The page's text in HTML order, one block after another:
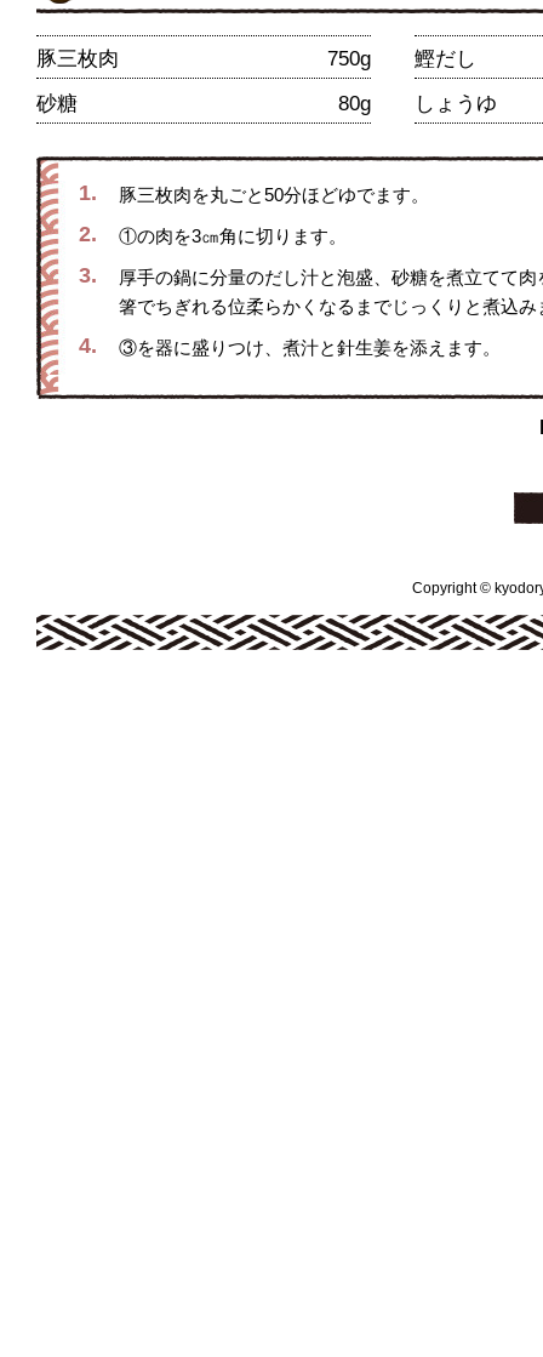
豚三枚肉 750g
鰹だし
砂糖
80g しょうゆ
1. 豚三枚肉を丸ごと50分ほどゆでます。
2. ①の肉を3㎝角に切ります。
3.
厚手の鍋に分量のだし汁と泡盛、砂糖を煮立てて
箸でちぎれる位柔らかくなるまでじっくりと煮込み
4. ③を器に盛りつけ、煮汁と針生姜を添えます。
Copyright ©